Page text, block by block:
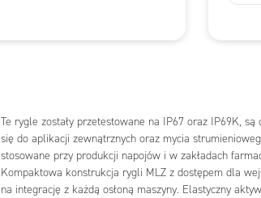
Te rygle zostały przetestowane na IP67 oraz IP69K,
się do aplikacji zewnątrznych oraz mycia
stosowane przy produkcji napojów i w zakładach
Kompaktowa konstrukcja rygli MLZ z dostępem dla
na integrację z każdą osłoną maszyny. Elastyczny